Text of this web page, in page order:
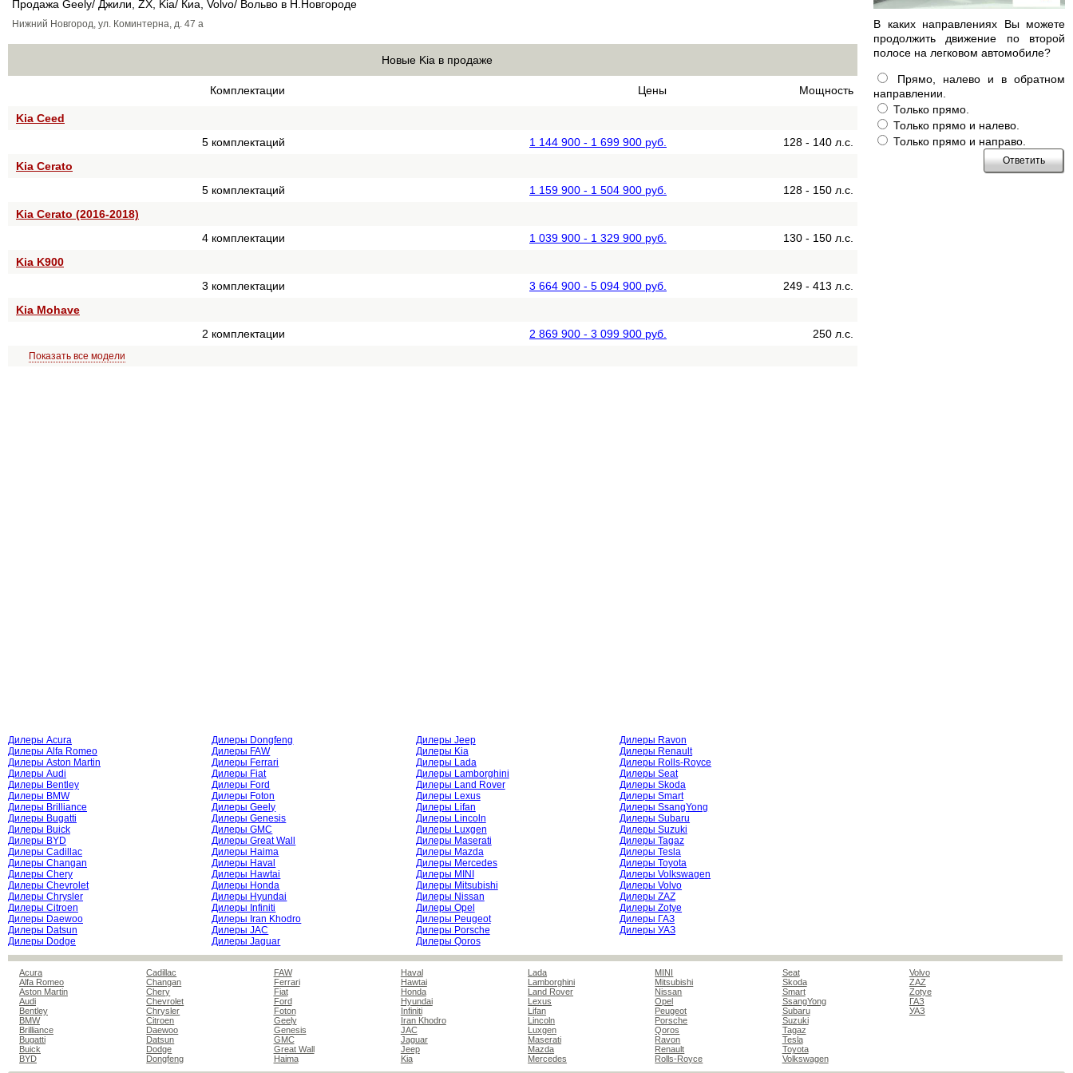
В каких направлениях Вы можете
продолжить движение по второй
полосе на легковом автомобиле?
Прямо, налево и в обратном
направлении.
Только прямо.
Только прямо и налево.
Только прямо и направо.
Продажа Geely/ Джили, ZX, Kia/ Киа, Volvo/ Вольво в Н.Новгороде
Нижний Новгород, ул. Коминтерна, д. 47 а
Новые Kia в продаже
Комплектации Цены Мощность
Kia Ceed
5 комплектаций
1 144 900 - 1 699 900 руб.
128 - 140 л.с.
Kia Cerato
5 комплектаций
1 159 900 - 1 504 900 руб.
128 - 150 л.с.
Kia Cerato (2016-2018)
4 комплектации
1 039 900 - 1 329 900 руб.
130 - 150 л.с.
Kia K900
3 комплектации
3 664 900 - 5 094 900 руб.
249 - 413 л.с.
Kia Mohave
2 комплектации
2 869 900 - 3 099 900 руб. 250 л.с.
Показать все модели
Дилеры Acura
Дилеры Alfa Romeo
Дилеры Aston Martin
Дилеры Audi
Дилеры Bentley
Дилеры BMW
Дилеры Brilliance
Дилеры Bugatti
Дилеры Buick
Дилеры BYD
Дилеры Cadillac
Дилеры Changan
Дилеры Chery
Дилеры Chevrolet
Дилеры Chrysler
Дилеры Citroen
Дилеры Daewoo
Дилеры Datsun
Дилеры Dodge
Дилеры Dongfeng
Дилеры FAW
Дилеры Ferrari
Дилеры Fiat
Дилеры Ford
Дилеры Foton
Дилеры Geely
Дилеры Genesis
Дилеры GMC
Дилеры Great Wall
Дилеры Haima
Дилеры Haval
Дилеры Hawtai
Дилеры Honda
Дилеры Hyundai
Дилеры Infiniti
Дилеры Iran Khodro
Дилеры JAC
Дилеры Jaguar
Дилеры Jeep
Дилеры Kia
Дилеры Lada
Дилеры Lamborghini
Дилеры Land Rover
Дилеры Lexus
Дилеры Lifan
Дилеры Lincoln
Дилеры Luxgen
Дилеры Maserati
Дилеры Mazda
Дилеры Mercedes
Дилеры MINI
Дилеры Mitsubishi
Дилеры Nissan
Дилеры Opel
Дилеры Peugeot
Дилеры Porsche
Дилеры Qoros
Дилеры Ravon
Дилеры Renault
Дилеры Rolls-Royce
Дилеры Seat
Дилеры Skoda
Дилеры Smart
Дилеры SsangYong
Дилеры Subaru
Дилеры Suzuki
Дилеры Tagaz
Дилеры Tesla
Дилеры Toyota
Дилеры Volkswagen
Дилеры Volvo
Дилеры ZAZ
Дилеры Zotye
Дилеры ГАЗ
Дилеры УАЗ
Acura
Alfa Romeo
Aston Martin
Audi
Bentley
BMW
Brilliance
Bugatti
Buick
BYD
Cadillac
Changan
Chery
Chevrolet
Chrysler
Citroen
Daewoo
Datsun
Dodge
Dongfeng
FAW
Ferrari
Fiat
Ford
Foton
Geely
Genesis
GMC
Great Wall
Haima
Haval
Hawtai
Honda
Hyundai
Infiniti
Iran Khodro
JAC
Jaguar
Jeep
Kia
Lada
Lamborghini
Land Rover
Lexus
Lifan
Lincoln
Luxgen
Maserati
Mazda
Mercedes
MINI
Mitsubishi
Nissan
Opel
Peugeot
Porsche
Qoros
Ravon
Renault
Rolls-Royce
Seat
Skoda
Smart
SsangYong
Subaru
Suzuki
Tagaz
Tesla
Toyota
Volkswagen
Volvo
ZAZ
Zotye
ГАЗ
УАЗ